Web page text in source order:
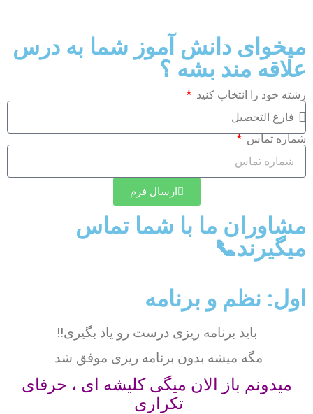
میخوای دانش آموز شما به درس
علاقه مند بشه ؟
رشته خود را انتخاب کنید
شماره تماس
ارسال فرم
مشاوران ما با شما تماس
میگیرند📞
اول: نظم و برنامه
باید برنامه ریزی درست رو یاد بگیری!!
مگه میشه بدون برنامه ریزی موفق شد
میدونم باز الان میگی کلیشه ای ، حرفای
تکراری